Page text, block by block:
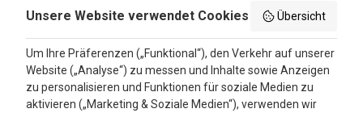
Bewertungen
Unsere Website verwendet Cookies Übersicht
Um Ihre Präferenzen („Funktional“), den Verkehr auf unserer
Website („Analyse“) zu messen und Inhalte sowie Anzeigen
zu personalisieren und Funktionen für soziale Medien zu
aktivieren („Marketing & Soziale Medien“), verwenden wir